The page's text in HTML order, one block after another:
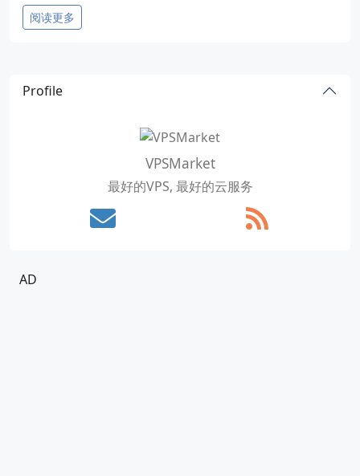
阅读更多
Profile
VPSMarket
最好的VPS, 最好的云服务
AD